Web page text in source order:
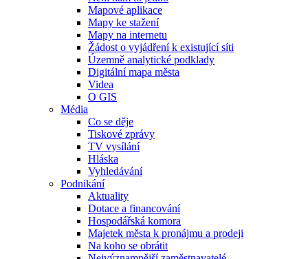
Mapové aplikace
Mapy ke stažení
Mapy na internetu
Žádost o vyjádření k existující síti
Územně analytické podklady
Digitální mapa města
Videa
O GIS
Média
Co se děje
Tiskové zprávy
TV vysílání
Hláska
Vyhledávání
Podnikání
Aktuality
Dotace a financování
Hospodářská komora
Majetek města k pronájmu a prodeji
Na koho se obrátit